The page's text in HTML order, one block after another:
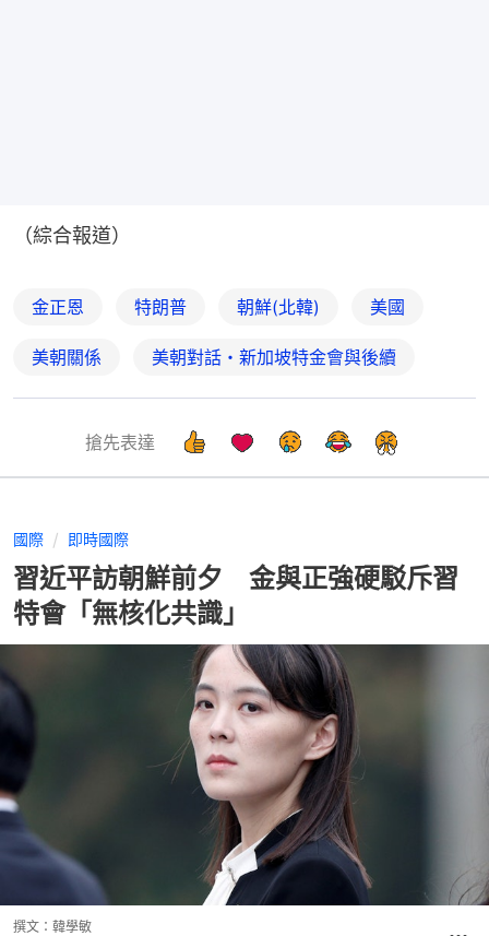
（綜合報道）
金正恩 特朗普 朝鮮(北韓) 美國
美朝關係 美朝對話・新加坡特金會與後續
搶先表達
國際 即時國際
習近平訪朝鮮前夕 金與正強硬駁斥習
特會「無核化共識」
撰文： 韓學敏